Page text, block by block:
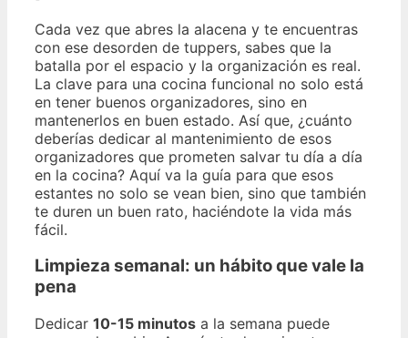
Cada vez que abres la alacena y te encuentras
con ese desorden de tuppers, sabes que la
batalla por el espacio y la organización es real.
La clave para una cocina funcional no solo está
en tener buenos organizadores, sino en
mantenerlos en buen estado. Así que, ¿cuánto
deberías dedicar al mantenimiento de esos
organizadores que prometen salvar tu día a día
en la cocina? Aquí va la guía para que esos
estantes no solo se vean bien, sino que también
te duren un buen rato, haciéndote la vida más
fácil.
Limpieza semanal: un hábito que vale la
pena
Dedicar 10-15 minutos a la semana puede